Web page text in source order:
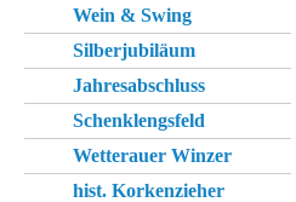
Wein & Swing
Silberjubiläum
Jahresabschluss
Schenklengsfeld
Wetterauer Winzer
hist. Korkenzieher